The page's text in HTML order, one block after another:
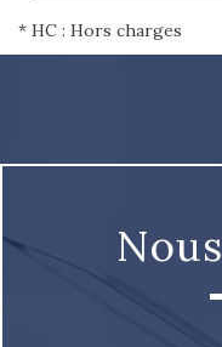
* HC : Hors charges
nous